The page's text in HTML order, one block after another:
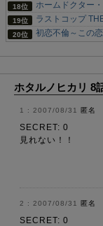
ホームドクター
ラストコップ
初恋不倫～この
ホタルノヒカリ 8
2007/08/31 匿名
SECRET: 0
見れない！！
2007/08/31 匿名
SECRET: 0